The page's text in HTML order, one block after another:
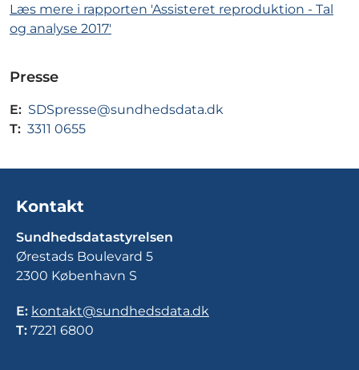
Læs mere i rapporten 'Assisteret reproduktion - Tal
og analyse 2017'
Presse
E: SDSpresse@sundhedsdata.dk
T: 3311 0655
Kontakt
Sundhedsdatastyrelsen
Ørestads Boulevard 5
2300 København S
E: kontakt@sundhedsdata.dk
T: 7221 6800